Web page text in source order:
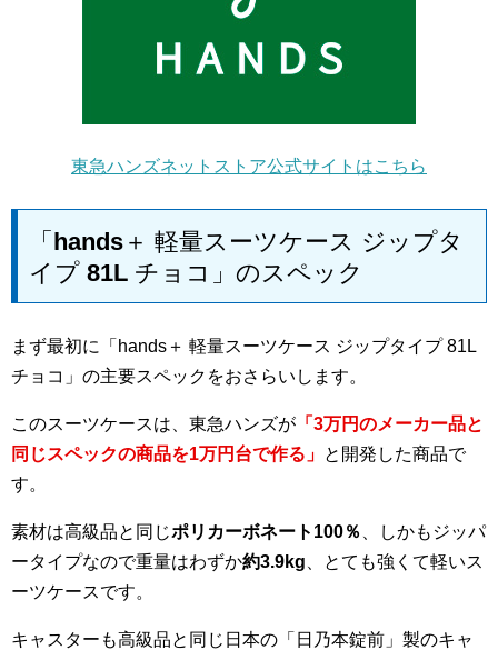
東急ハンズネットストア公式サイトはこちら
「hands＋ 軽量スーツケース ジップタ
イプ 81L チョコ」のスペック
まず最初に「hands＋ 軽量スーツケース ジップタイプ 81L
チョコ」の主要スペックをおさらいします。
このスーツケースは、東急ハンズが 「3万円のメーカー品と
同じスペックの商品を1万円台で作る」 と開発した商品で
す。
素材は高級品と同じポリカーボネート100％
、しかもジッパ
ータイプなので重量はわずか約3.9kg 、とても強くて軽いス
ーツケースです。
キャスターも高級品と同じ日本の「日乃本錠前」製のキャ